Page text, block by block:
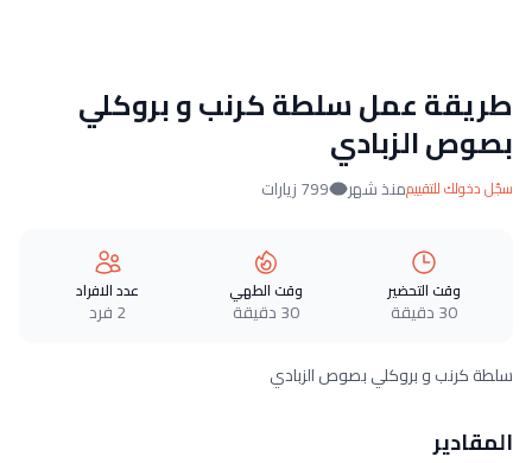
طريقة عمل سلطة كرنب و بروكلي
بصوص الزبادي
سجّل دخولك للتقييممنذ شهر 799 زيارات
وقت التحضير
30 دقيقة
وقت الطهي
30 دقيقة
عدد الافراد
2 فرد
سلطة كرنب و بروكلي بصوص الزبادي
المقادير